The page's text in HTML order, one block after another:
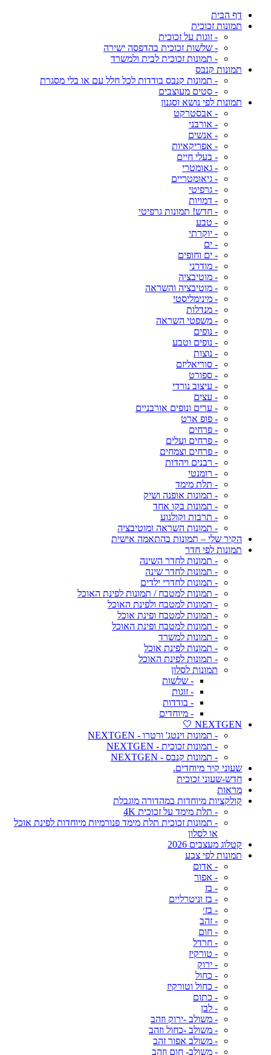
דף הבית
תמונות זכוכית
- זוגות על זכוכית
- שלשות זכוכית בהדפסה ישירה
- תמונות זכוכית לבית ולמשרד
תמונות קנבס
- תמונות קנבס בודדות לכל חלל עם או בלי מסגרת
- סטים מעוצבים
תמונות לפי נושא וסגנון
- אבסטרקט
- אורבני
- אנשים
- אפריקאיות
- בעלי חיים
- גאומטרי
- גיאומטריים
- גרפיטי
- דמויות
- חדש! תמונות גרפיטי
- טבע
- יוקרתי
- ים
- ים וחופים
- מודרני
- מוטיבציה
- מוטיבציה והשראה
- מינימליסטי
- מנדלות
- משפטי השראה
- נופים
- נופים וטבע
- נוצות
- סוריאליזם
- ספורט
- עיצוב נורדי
- עצים
- ערים ונופים אורבניים
- פופ ארט
- פרחים
- פרחים ועלים
- פרחים וצמחים
- רבנים ויהדות
- רומנטי
- תלת מימד
- תמונות אופנה ושיק
- תמונות בקו אחד
- תרבות וקולנוע
- תמונות השראה ומוטיבציה
הקיר שלי – תמונות בהתאמה אישית
תמונות לפי חדר
- תמונות לחדר השינה
- תמונות לחדר שינה
- תמונות לחדרי ילדים
- תמונות למטבח / תמונות לפינת האוכל
- תמונות למטבח ולפינת האוכל
- תמונות למטבח ופינת אוכל
- תמונות למטבח ופינת האוכל
- תמונות למשרד
- תמונות לפינת אוכל
- תמונות לפינת האוכל
תמונות לסלון
- שלשות
- זוגות
- בודדות
- מיוחדים
NEXTGEN 🤍
- תמונות וינטג' ורטרו - NEXTGEN
- תמונות זכוכית - NEXTGEN
- תמונות קנבס - NEXTGEN
שעוני קיר מיוחדים.
חדש-שעוני זכוכית
מראות
קולקציות מיוחדות במהדורה מוגבלת
- תלת מימד על זכוכית 4K
- תמונות זכוכית תלת מימד פנורמיות מיוחדות לפינת אוכל
או לסלון
קטלוג מעצבים 2026
תמונות לפי צבע
- אדום
- אפור
- בז
- בז וניטרליים
- בז׳
- זהב
- חום
- חרדל
- טורקיז
- ירוק
- כחול
- כחול וטורקיז
- כתום
- לבן
- משולב -ירוק וזהב
- משולב -כחול וזהב
- משולב אפור זהב
- משולב- חום וזהב